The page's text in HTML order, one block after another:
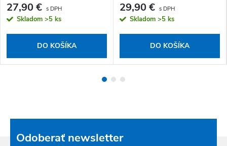
27,90 €
Skladom >5 ks
DO KOŠÍKA
29,90 €
Skladom >5 ks
DO KOŠÍKA
Odoberať newsletter